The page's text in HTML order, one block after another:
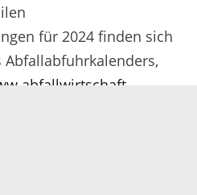
für 2024 finden sich
Abfallabfuhrkalenders,